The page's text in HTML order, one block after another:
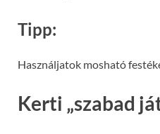
Tipp:
Használjatok mosható
Kerti „szabad